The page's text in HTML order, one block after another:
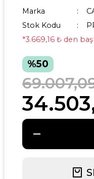
Marka
Stok Kodu
*3.669,16 ₺ den
%50